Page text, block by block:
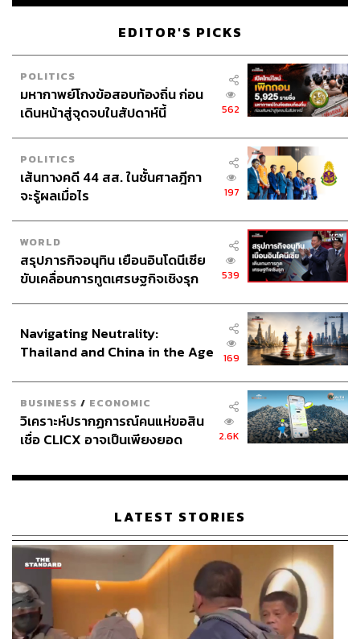
EDITOR'S PICKS
POLITICS
มหากาพย์โกงข้อสอบท้องถิ่น ก่อน
เดินหน้าสู่จุดจบในสัปดาห์นี้
562
POLITICS
เส้นทางคดี 44 สส. ในชั้นศาลฎีกา
จะรู้ผลเมื่อไร
197
WORLD
สรุปภารกิจอนุทิน เยือนอินโดนีเซีย
ขับเคลื่อนการทูตเศรษฐกิจเชิงรุก
539
Navigating Neutrality:
Thailand and China in the Age
169
BUSINESS / ECONOMIC
วิเคราะห์ปรากฏการณ์คนแห่ขอสิน
เชื่อ CLICX อาจเป็นเพียงยอด
เรือนไทยที่ถูกซุกไว้
2.6K
LATEST STORIES